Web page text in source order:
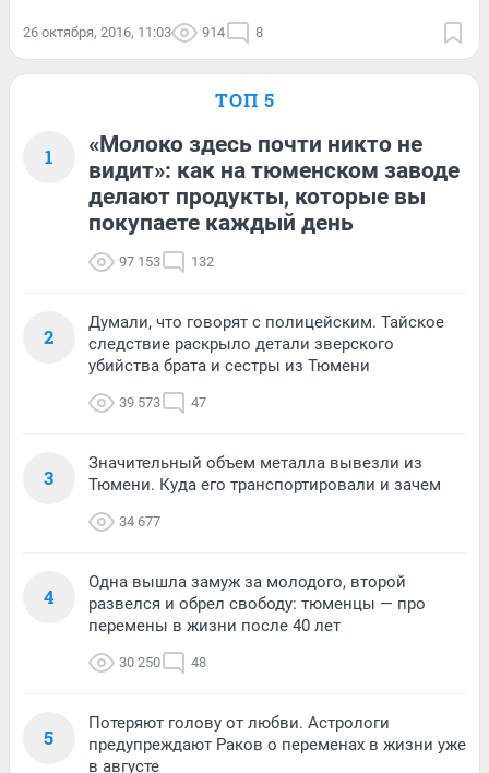
26 октября, 2016, 11:03 914 8
ТОП 5
1
«Молоко здесь почти никто не
видит»: как на тюменском заводе
делают продукты, которые вы
покупаете каждый день
97 153 132
2
Думали, что говорят с полицейским. Тайское
следствие раскрыло детали зверского
убийства брата и сестры из Тюмени
39 573 47
3
Значительный объем металла вывезли из
Тюмени. Куда его транспортировали и зачем
34 677
4
Одна вышла замуж за молодого, второй
развелся и обрел свободу: тюменцы — про
перемены в жизни после 40 лет
30 250 48
5
Потеряют голову от любви. Астрологи
предупреждают Раков о переменах в жизни уже
в августе